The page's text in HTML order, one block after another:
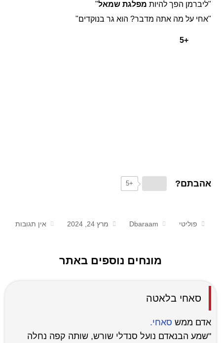
"ליברמן הפך להיות מפלגת שמאל"
"אחי על מה אתה מדבר? הוא גר בנוקדים"
+5
אהבתם? +5
פוליטי Dbaraam מרץ 24, 2024 אין תגובות
מונחים נוספים באתר
סאחי בלאטה
אדם ממש סאחי.
"שמע הבנאדם נועל סנדלי שורש, שותה קפה נחלה